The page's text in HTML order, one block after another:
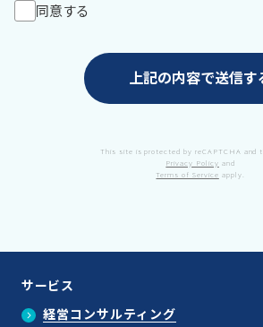
同意する
This site is protected by reCAPTCHA and
Privacy Policy and
Terms of Service apply.
サービス
経営コンサルティング